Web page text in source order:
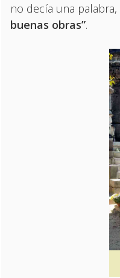
no decía una palabra,
buenas obras”.